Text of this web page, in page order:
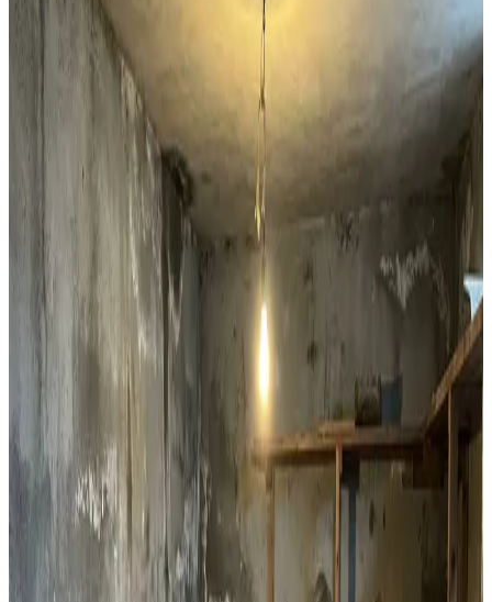
Boligventilation
AirPro V2 decentral ventilation til private huse i Nysted.
97% varmegenvinding, 12 dB og WiFi-styring. Den
effektive løsning mod fugt i huset.
Læs mere